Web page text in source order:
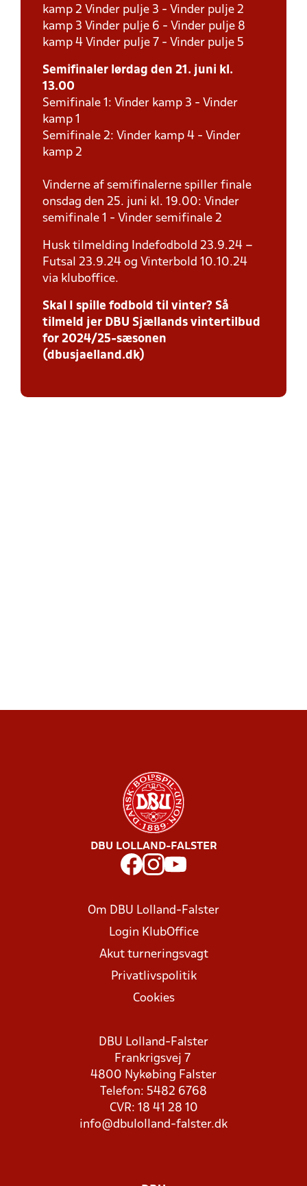
kamp 2 Vinder pulje 3 - Vinder pulje 2
kamp 3 Vinder pulje 6 - Vinder pulje 8
kamp 4 Vinder pulje 7 - Vinder pulje 5
Semifinaler lørdag den 21. juni kl.
13.00
Semifinale 1: Vinder kamp 3 - Vinder
kamp 1
Semifinale 2: Vinder kamp 4 - Vinder
kamp 2
Vinderne af semifinalerne spiller finale
onsdag den 25. juni kl. 19.00: Vinder
semifinale 1 - Vinder semifinale 2
Husk tilmelding Indefodbold 23.9.24 –
Futsal 23.9.24 og Vinterbold 10.10.24
via kluboffice.
Skal I spille fodbold til vinter? Så
tilmeld jer DBU Sjællands vintertilbud
for 2024/25-sæsonen
(dbusjaelland.dk)
DBU LOLLAND-FALSTER
Om DBU Lolland-Falster
Login KlubOffice
Akut turneringsvagt
Privatlivspolitik
Cookies
DBU Lolland-Falster
Frankrigsvej 7
4800 Nykøbing Falster
Telefon: 5482 6768
CVR: 18 41 28 10
info@dbulolland-falster.dk